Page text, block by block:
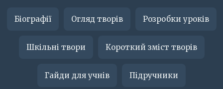
Біографії Огляд творів Розробки уроків
Шкільні твори Короткий зміст творів
Гайди для учнів Підручники